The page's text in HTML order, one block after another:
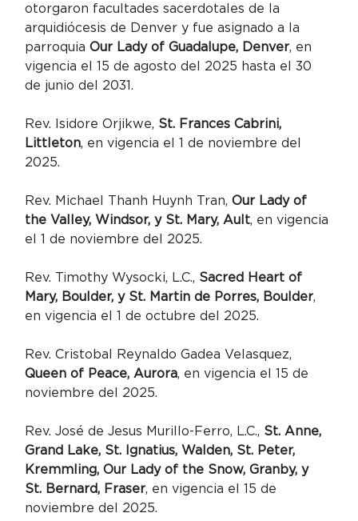
otorgaron facultades sacerdotales de la
arquidiócesis de Denver y fue asignado a la
parroquia Our Lady of Guadalupe, Denver, en
vigencia el 15 de agosto del 2025 hasta el 30
de junio del 2031.
Rev. Isidore Orjikwe, St. Frances Cabrini,
Littleton, en vigencia el 1 de noviembre del
2025.
Rev. Michael Thanh Huynh Tran, Our Lady of
the Valley, Windsor, y St. Mary, Ault, en vigencia
el 1 de noviembre del 2025.
Rev. Timothy Wysocki, L.C., Sacred Heart of
Mary, Boulder, y St. Martin de Porres, Boulder,
en vigencia el 1 de octubre del 2025.
Rev. Cristobal Reynaldo Gadea Velasquez,
Queen of Peace, Aurora, en vigencia el 15 de
noviembre del 2025.
Rev. José de Jesus Murillo-Ferro, L.C., St. Anne,
Grand Lake, St. Ignatius, Walden, St. Peter,
Kremmling, Our Lady of the Snow, Granby, y
St. Bernard, Fraser, en vigencia el 15 de
noviembre del 2025.